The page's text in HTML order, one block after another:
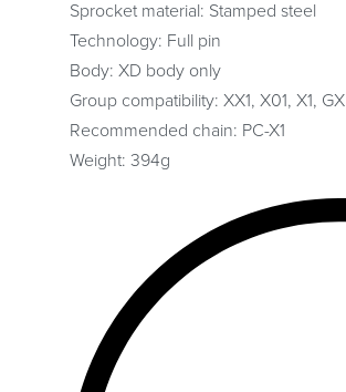
Sprocket material: Stamped steel
Technology: Full pin
Body: XD body only
Group compatibility: XX1, X01, X1, GX
Recommended chain: PC-X1
Weight: 394g